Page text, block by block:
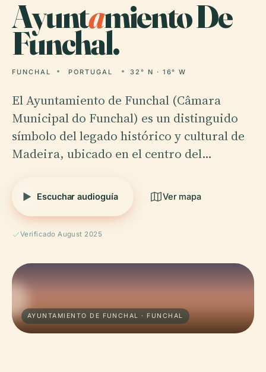
Ayuntamiento De
Funchal.
FUNCHAL PORTUGAL 32° N · 16° W
El Ayuntamiento de Funchal (Câmara
Municipal do Funchal) es un distinguido
símbolo del legado histórico y cultural de
Madeira, ubicado en el centro del…
Escuchar audioguía Ver mapa
Verificado August 2025
AYUNTAMIENTO DE FUNCHAL · FUNCHAL